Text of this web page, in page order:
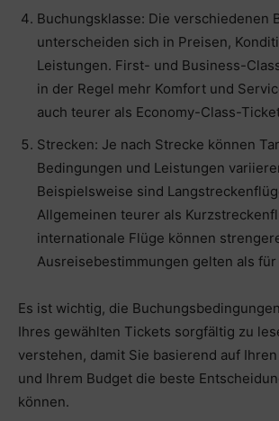
Buchungsklasse: Die verschiedenen
unterscheiden sich in Preisen,
Leistungen. First- und Business-
in der Regel mehr Komfort und
auch teurer als Economy-Class-
Strecken: Je nach Strecke können
Bedingungen und Leistungen
Beispielsweise sind
Allgemeinen teurer als
internationale Flüge können
Ausreisebestimmungen gelten als
Es ist wichtig, die
Ihres gewählten Tickets sorgfältig zu
verstehen, damit Sie basierend auf
und Ihrem Budget die beste
können.